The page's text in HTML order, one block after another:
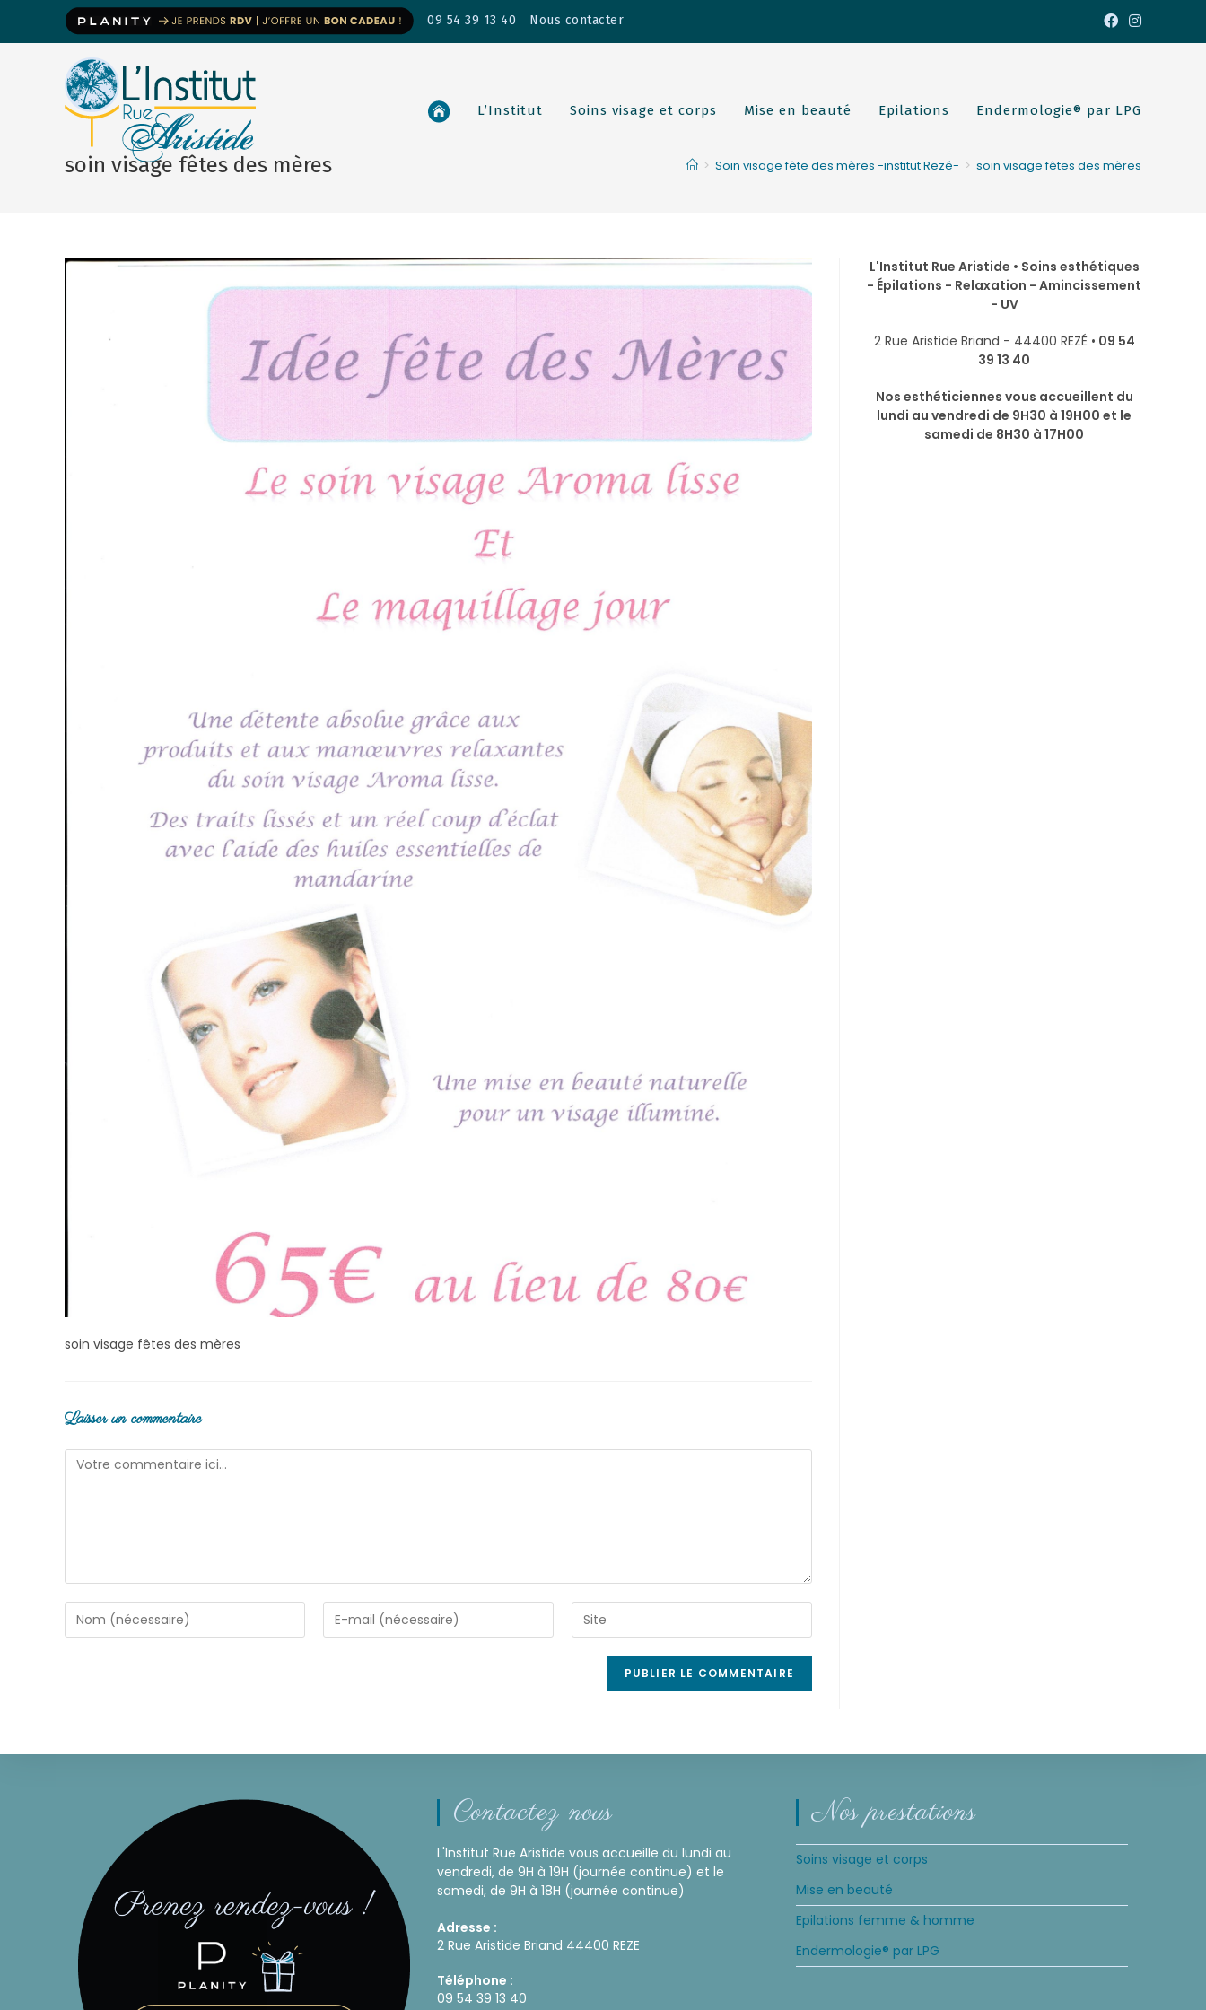
09 54 39 13 40 Nous contacter
L’Institut Soins visage et corps Mise en beauté Epilations Endermologie® par LPG
soin visage fêtes des mères > Soin visage fête des mères -institut Rezé- > soin visage fêtes des mères
soin visage fêtes des mères
Laisser un commentaire
L'Institut Rue Aristide • Soins esthétiques
- Épilations - Relaxation - Amincissement
- UV
2 Rue Aristide Briand - 44400 REZÉ • 09 54
39 13 40
Nos esthéticiennes vous accueillent du
lundi au vendredi de 9H30 à 19H00 et le
samedi de 8H30 à 17H00
Contactez nous
L'Institut Rue Aristide vous accueille du lundi au
vendredi, de 9H à 19H (journée continue) et le
samedi, de 9H à 18H (journée continue)
Adresse :
2 Rue Aristide Briand 44400 REZE
Téléphone :
09 54 39 13 40
Nos prestations
Soins visage et corps
Mise en beauté
Epilations femme & homme
Endermologie® par LPG